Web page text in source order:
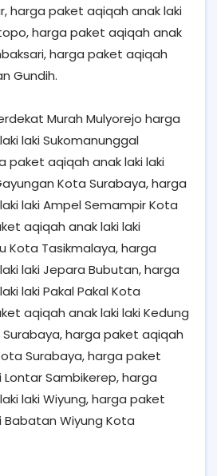
harga paket aqiqah anak laki
harga paket aqiqah anak
harga paket aqiqah
Gundih.
Murah Mulyorejo harga
laki Sukomanunggal
paket aqiqah anak laki laki
Kota Surabaya, harga
laki Ampel Semampir Kota
aqiqah anak laki laki
Kota Tasikmalaya, harga
laki Jepara Bubutan, harga
laki Pakal Pakal Kota
aqiqah anak laki laki Kedung
Surabaya, harga paket aqiqah
Surabaya, harga paket
Lontar Sambikerep, harga
laki Wiyung, harga paket
Babatan Wiyung Kota